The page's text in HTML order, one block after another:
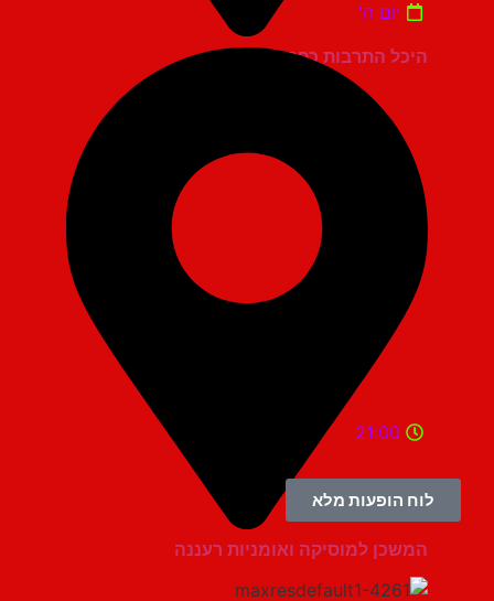
היכל התרבות כפר סבא
יום ה'
המשכן למוסיקה ואומניות רעננה
21:00
לוח הופעות מלא